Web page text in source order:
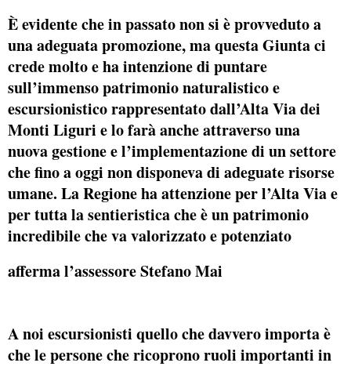
È evidente che in passato non si è provveduto a
una adeguata promozione, ma questa Giunta ci
crede molto e ha intenzione di puntare
sull’immenso patrimonio naturalistico e
escursionistico rappresentato dall’Alta Via dei
Monti Liguri e lo farà anche attraverso una
nuova gestione e l’implementazione di un settore
che fino a oggi non disponeva di adeguate risorse
umane. La Regione ha attenzione per l’Alta Via e
per tutta la sentieristica che è un patrimonio
incredibile che va valorizzato e potenziato
afferma l’assessore Stefano Mai
A noi escursionisti quello che davvero importa è
che le persone che ricoprono ruoli importanti in